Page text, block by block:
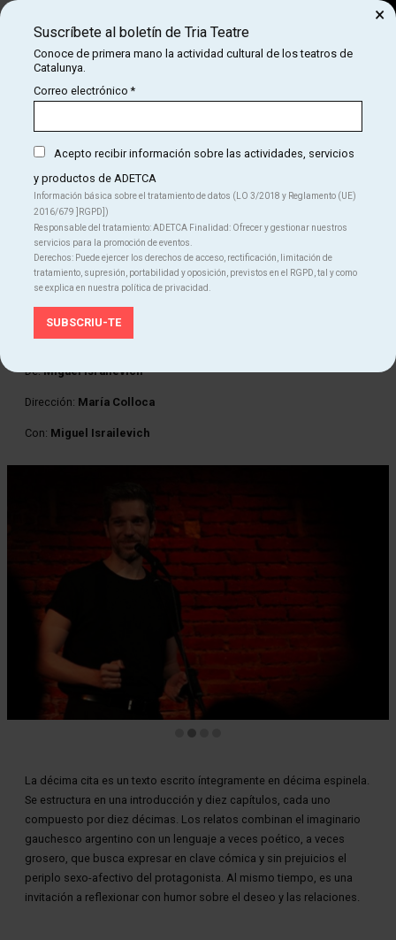
Buscar
CARTELERA
LA DÉCIMA CITA
Del VI 06.03.26 al SA 06.06.26| 21:00 h
La Badabadoc
Duración:60 min
Idiomas
Castellano
FICHA ARTÍSTICA
De:Miguel Israilevich
Dirección: María Colloca
Con: Miguel Israilevich
La décima cita es un texto escrito íntegramente en décima espinela.
Se estructura en una introducción y diez capítulos, cada uno
compuesto por diez décimas. Los relatos combinan el imaginario
gauchesco argentino con un lenguaje a veces poético, a veces
grosero, que busca expresar en clave cómica y sin prejuicios el
periplo sexo-afectivo del protagonista. Al mismo tiempo, es una
invitación a reflexionar con humor sobre el deseo y las relaciones.
Suscríbete al boletín de Tria Teatre
Conoce de primera mano la actividad cultural de los teatros de
Catalunya.
Correo electrónico*
Acepto recibir información sobre las actividades, servicios
y productos de ADETCA
Información básica sobre el tratamiento de datos (LO 3/2018 y Reglamento (UE)
2016/679 ]RGPD])
Responsable del tratamiento: ADETCA Finalidad: Ofrecer y gestionar nuestros
servicios para la promoción de eventos.
Derechos: Puede ejercer los derechos de acceso, rectificación, limitación de
tratamiento, supresión, portabilidad y oposición, previstos en el RGPD, tal y como
se explica en nuestra política de privacidad.
×